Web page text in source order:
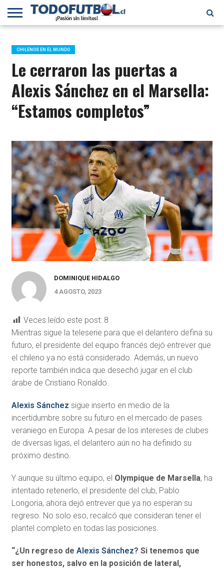
PRIMERA
B
SELECCIÓN
CHILENA
CHILENOS
EN EL
MUNDO
FÚTBOL
INTERNACIONAL
CHILENOS EN EL MUNDO
Le cerraron las puertas a
Alexis Sánchez en el Marsella:
“Estamos completos”
DOMINIQUE HIDALGO
4 AGOSTO, 2023
Veces leído este post: 8
Mientras sigue la teleserie para que el delantero defina su
futuro, el presidente del equipo francés dejó entrever que
el chileno ya no está considerado. Además, un nuevo
reporte también indica que desechó jugar en el club
árabe de Cristiano Ronaldo.
Alexis Sánchez sigue inserto en medio de la
incertidumbre sobre su futuro en el mercado de pases
veraniego en Europa. A pesar de los intereses de clubes
de diversas ligas, el delantero aún no ha definido su
próximo destino.
Y aunque su último equipo, el Olympique de Marsella, ha
intentado retenerlo, el presidente del club, Pablo
Longoria, ahora dejó entrever que ya no esperan su
regreso. No solo eso, recalcó que consideran tener el
plantel completo en todas las posiciones.
“¿Un regreso de Alexis Sánchez? Si tenemos que
ser honestos, salvo en la posición de lateral,